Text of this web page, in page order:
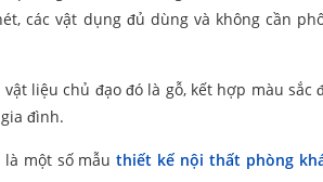
các vật dụng đủ dùng và không cần
liệu chủ đạo đó là gỗ, kết hợp màu sắc
đình.
là một số mẫuthiết kế nội thất phòng